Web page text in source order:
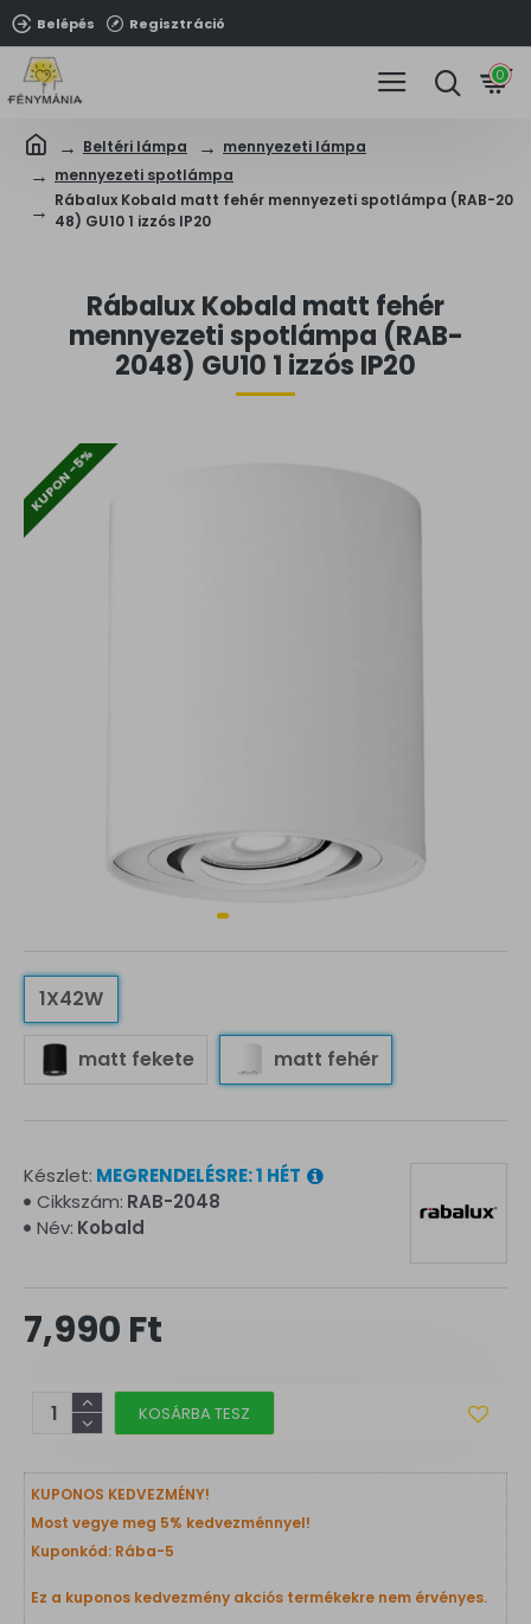
Belépés Regisztráció
0
Beltéri lámpa
mennyezeti lámpa
mennyezeti spotlámpa
Rábalux Kobald matt fehér mennyezeti spotlámpa (RAB-20
48) GU10 1 izzós IP20
Rábalux Kobald matt fehér
mennyezeti spotlámpa (RAB-
2048) GU10 1 izzós IP20
KUPON -5%
KUPONOS KEDVEZMÉNY!
Most vegye meg 5% kedvezménnyel!
Kuponkód: Rába-5
Ez a kuponos kedvezmény akciós termékekre nem érvényes.
1X42W
matt fekete matt fehér
7,990 Ft
Készlet: MEGRENDELÉSRE: 1 HÉT
Cikkszám: RAB-2048
Név: Kobald
KOSÁRBA TESZ